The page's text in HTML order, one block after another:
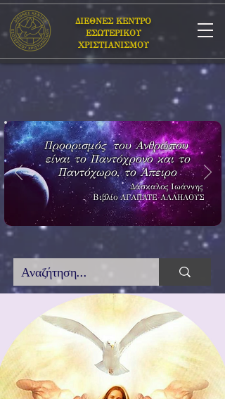
ΔΙΕΘΝΕΣ ΚΕΝΤΡΟ
ΕΣΩΤΕΡΙΚΟΥ
ΧΡΙΣΤΙΑΝΙΣΜΟΥ
Προορισμός του Ανθρώπου
είναι το Παντόχρονο και το
Παντόχωρο, το Άπειρο
Δάσκαλος Ιωάννης
ΒιβλίοΑΓΑΠΑΤΕ ΑΛΛΗΛΟΥΣ